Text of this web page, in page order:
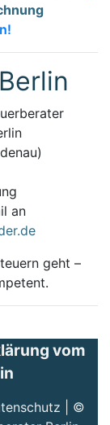
an
geht –
vom
| ©